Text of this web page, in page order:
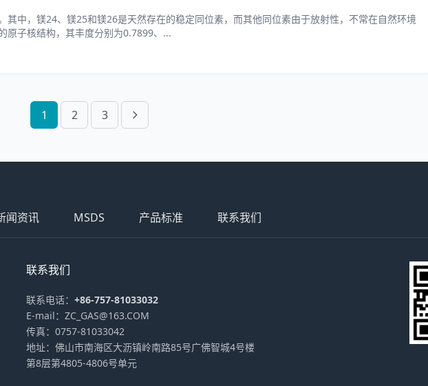
中，镁24、镁25和镁26是天然存在的稳定同位素，而其他同位素由于放射性，不常在自然环境
原子核结构，其丰度分别为0.7899、...
1 2 3
闻资讯 MSDS 产品标准 联系我们
联系我们
联系电话： +86-757-81033032
E-mail：ZC_GAS@163.COM
传真：0757-81033042
地址：佛山市南海区大沥镇岭南路85号广佛智城4号楼
第8层第4805-4806号单元